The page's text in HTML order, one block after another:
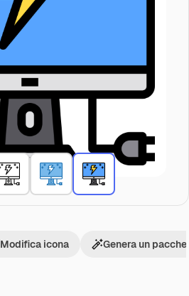
Modifica icona Genera un